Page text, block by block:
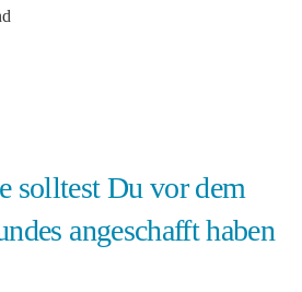
solltest Du vor dem
angeschafft haben